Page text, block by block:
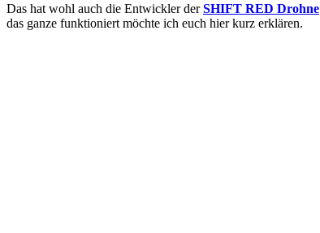
Das hat wohl auch die Entwickler derSHIFT RED Drohne
das ganze funktioniert möchte ich euch hier kurz erklären.